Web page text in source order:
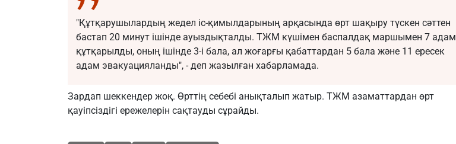
"Құтқарушылардың жедел іс-қимылдарының арқасында өрт шақыру түскен сәттен
бастап 20 минут ішінде ауыздықталды. ТЖМ күшімен баспалдақ маршымен 7 адам
құтқарылды, оның ішінде 3-і бала, ал жоғарғы қабаттардан 5 бала және 11 ересек
адам эвакуацияланды", - деп жазылған хабарламада.
Зардап шеккендер жоқ. Өрттің себебі анықталып жатыр. ТЖМ азаматтардан өрт
қауіпсіздігі ережелерін сақтауды сұрайды.